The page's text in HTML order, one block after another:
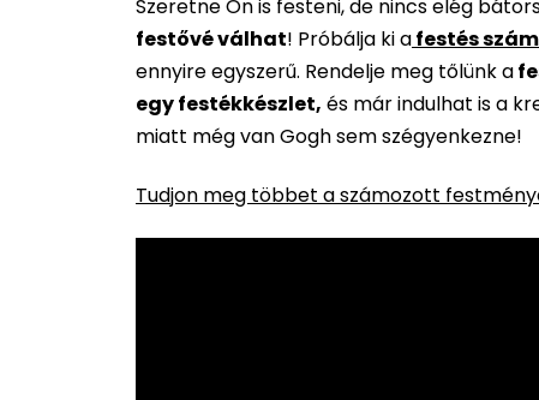
Szeretne Ön is festeni, de nincs elég
festővé válhat! Próbálja ki afestés
ennyire egyszerű. Rendelje meg tőlünk a
egy festékkészlet, és már indulhat is a
miatt még van Gogh sem szégyenkezne!
Tudjon meg többet a számozott